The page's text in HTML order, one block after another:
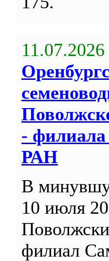
11.07.2026
-
РАН
В
10 июля
филиал